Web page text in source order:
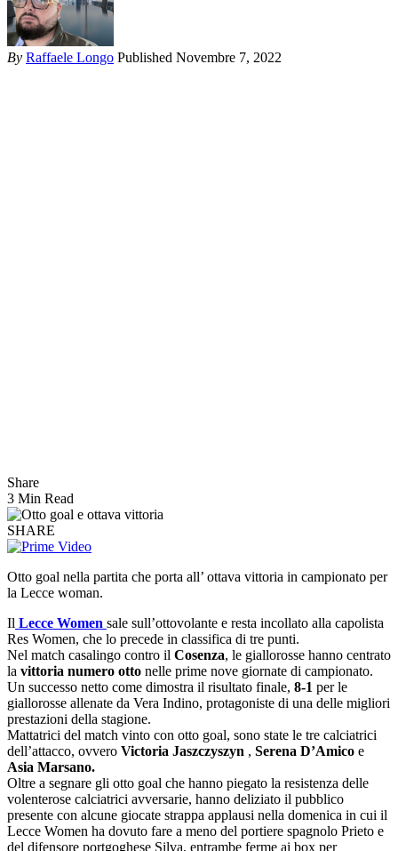
By Raffaele Longo Published Novembre 7, 2022
Share
3 Min Read
SHARE
Otto goal nella partita che porta all’ ottava vittoria in campionato per
la Lecce woman.
Il Lecce Women sale sull’ottovolante e resta incollato alla capolista
Res Women, che lo precede in classifica di tre punti.
Nel match casalingo contro il Cosenza, le giallorosse hanno centrato
la vittoria numero otto nelle prime nove giornate di campionato.
Un successo netto come dimostra il risultato finale, 8-1 per le
giallorosse allenate da Vera Indino, protagoniste di una delle migliori
prestazioni della stagione.
Mattatrici del match vinto con otto goal, sono state le tre calciatrici
dell’attacco, ovvero Victoria Jaszczyszyn , Serena D’Amico e
Asia Marsano.
Oltre a segnare gli otto goal che hanno piegato la resistenza delle
volenterose calciatrici avversarie, hanno deliziato il pubblico
presente con alcune giocate strappa applausi nella domenica in cui il
Lecce Women ha dovuto fare a meno del portiere spagnolo Prieto e
del difensore portgoghese Silva, entrambe ferme ai box per